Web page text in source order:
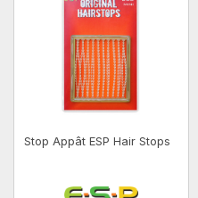
Stop Appât ESP Hair Stops